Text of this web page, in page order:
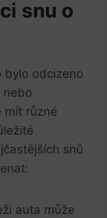
snu o
bylo‌ odcizeno
nebo
mít různé
snů
auta může